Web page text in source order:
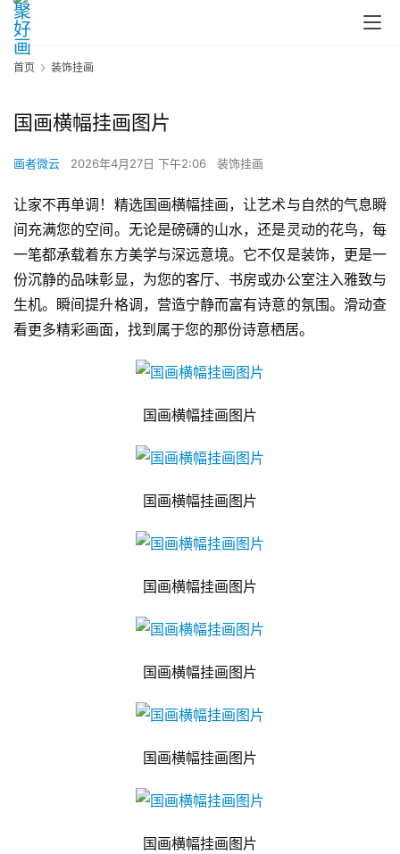
首页 装饰挂画
国画横幅挂画图片
画者微云 2026年4月27日 下午2:06 装饰挂画
让家不再单调！精选国画横幅挂画，让艺术与自然的气息瞬
间充满您的空间。无论是磅礴的山水，还是灵动的花鸟，每
一笔都承载着东方美学与深远意境。它不仅是装饰，更是一
份沉静的品味彰显，为您的客厅、书房或办公室注入雅致与
生机。瞬间提升格调，营造宁静而富有诗意的氛围。滑动查
看更多精彩画面，找到属于您的那份诗意栖居。
国画横幅挂画图片
国画横幅挂画图片
国画横幅挂画图片
国画横幅挂画图片
国画横幅挂画图片
国画横幅挂画图片